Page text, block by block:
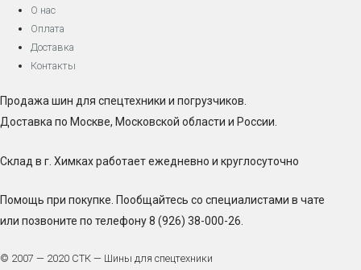
О нас
Оплата
Доставка
Контакты
Продажа шин для спецтехники и погрузчиков.
Доставка по Москве, Московской области и России.
Склад в г. Химках работает ежедневно и круглосуточно
Помощь при покупке. Пообщайтесь со специалистами в чате
или позвоните по телефону 8 (926) 38-000-26.
© 2007 — 2020 СТК — Шины для спецтехники